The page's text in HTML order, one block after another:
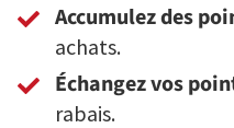
Accumulez des
achats.
Échangez vos
rabais.